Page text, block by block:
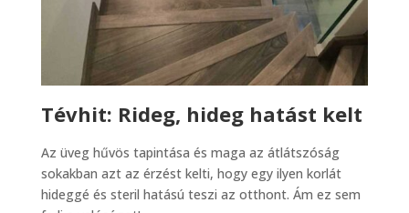
Tévhit: Rideg, hideg hatást kelt
Az üveg hűvös tapintása és maga az átlátszóság
sokakban azt az érzést kelti, hogy egy ilyen korlát
hideggé és steril hatású teszi az otthont. Ám ez sem